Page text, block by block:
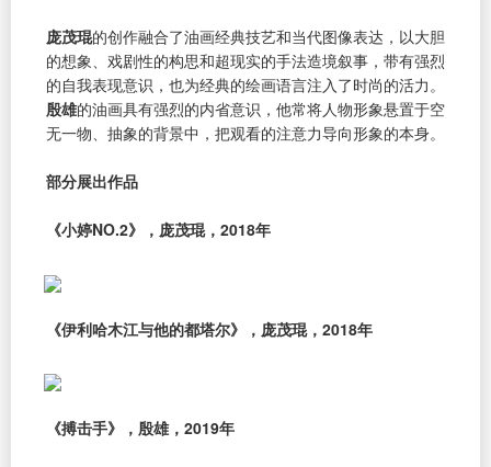
庞茂琨的创作融合了油画经典技艺和当代图像表达，以大胆
的想象、戏剧性的构思和超现实的手法造境叙事，带有强烈
的自我表现意识，也为经典的绘画语言注入了时尚的活力。
殷雄的油画具有强烈的内省意识，他常将人物形象悬置于空
无一物、抽象的背景中，把观看的注意力导向形象的本身。
部分展出作品
《小婷NO.2》，庞茂琨，2018年
《伊利哈木江与他的都塔尔》，庞茂琨，2018年
《搏击手》，殷雄，2019年